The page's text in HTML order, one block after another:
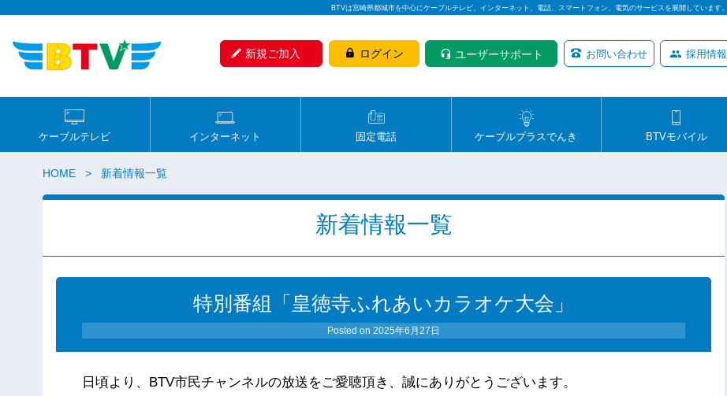
BTVは宮崎県都城市を中心にケーブルテレビ、インターネット、電話、スマートフォン、電気のサービスを展開しています。
新規ご加入 ログイン ユーザーサポート お問い合わせ 採用情報
ケーブルテレビ インターネット 固定電話 ケーブルプラスでんき BTVモバイル
HOME 新着情報一覧
新着情報一覧
特別番組「皇徳寺ふれあいカラオケ大会」
Posted on2025年6月27日
日頃より、BTV市民チャンネルの放送をご愛聴頂き、誠にありがとうございます。